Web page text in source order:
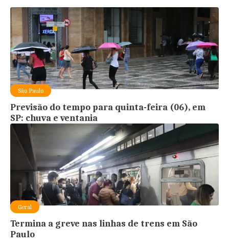
São Paulo
Previsão do tempo para quinta-feira (06), em
SP: chuva e ventania
Geral
Termina a greve nas linhas de trens em São
Paulo